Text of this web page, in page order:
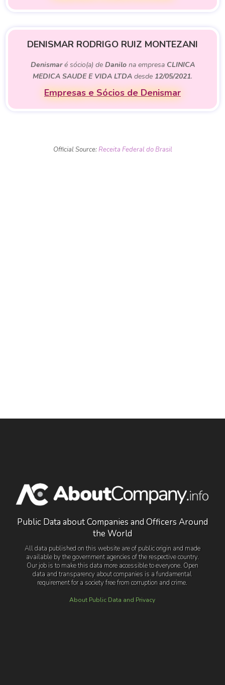
DENISMAR RODRIGO RUIZ MONTEZANI
Denismaré sócio(a) de Danilona empresa CLINICA
MEDICA SAUDE E VIDA LTDA desde 12/05/2021.
Empresas e Sócios de Denismar
Official Source:Receita Federal do Brasil
Public Data about Companies and Officers Around
the World
All data published on this website are of public origin and made
available by the government agencies of the respective country.
Our job is to make this data more accessible to everyone. Open
data and transparency about companies is a fundamental
requirement for a society free from corruption and crime.
About Public Data and Privacy